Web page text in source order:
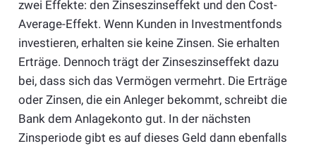
zwei Effekte: den Zinseszinseffekt und den Cost-
Average-Effekt. Wenn Kunden in Investmentfonds
investieren, erhalten sie keine Zinsen. Sie erhalten
Erträge. Dennoch trägt der Zinseszinseffekt dazu
bei, dass sich das Vermögen vermehrt. Die Erträge
oder Zinsen, die ein Anleger bekommt, schreibt die
Bank dem Anlagekonto gut. In der nächsten
Zinsperiode gibt es auf dieses Geld dann ebenfalls